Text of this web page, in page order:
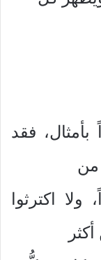
فقد
من
ولا اكترثوا